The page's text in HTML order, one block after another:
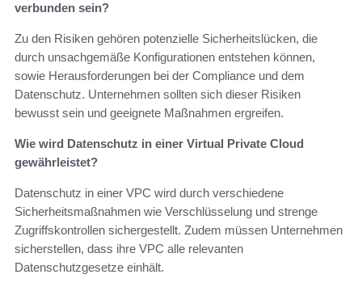
verbunden sein?
Zu den Risiken gehören potenzielle Sicherheitslücken, die
durch unsachgemäße Konfigurationen entstehen können,
sowie Herausforderungen bei der Compliance und dem
Datenschutz. Unternehmen sollten sich dieser Risiken
bewusst sein und geeignete Maßnahmen ergreifen.
Wie wird Datenschutz in einer Virtual Private Cloud
gewährleistet?
Datenschutz in einer VPC wird durch verschiedene
Sicherheitsmaßnahmen wie Verschlüsselung und strenge
Zugriffskontrollen sichergestellt. Zudem müssen Unternehmen
sicherstellen, dass ihre VPC alle relevanten
Datenschutzgesetze einhält.